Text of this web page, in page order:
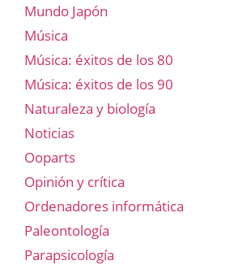
Mundo Japón
Música
Música: éxitos de los 80
Música: éxitos de los 90
Naturaleza y biología
Noticias
Ooparts
Opinión y crítica
Ordenadores informática
Paleontología
Parapsicología